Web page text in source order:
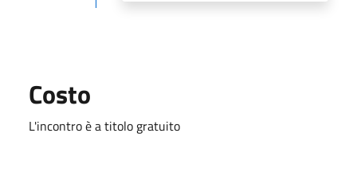
Costo
L'incontro è a titolo gratuito